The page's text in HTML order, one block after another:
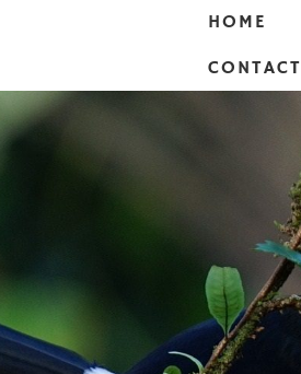
HOME
CONTACT